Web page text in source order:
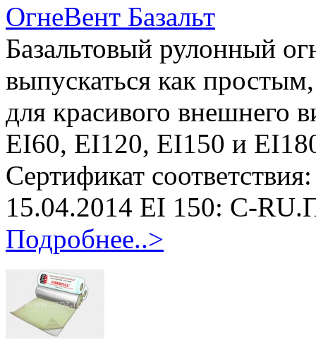
ОгнеВент Базальт
Базальтовый рулонный
выпускаться как
для красивого внешнего
EI60, EI120, EI150 и
Сертификат
15.04.2014 EI 150: C-
Подробнее..>